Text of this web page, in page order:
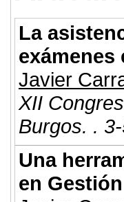
La
Javier
XII
Burgos. .
Una
en